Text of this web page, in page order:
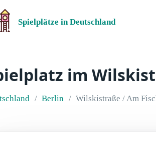
Spielplätze in Deutschland
im
Berlin Wilskistraße / Am